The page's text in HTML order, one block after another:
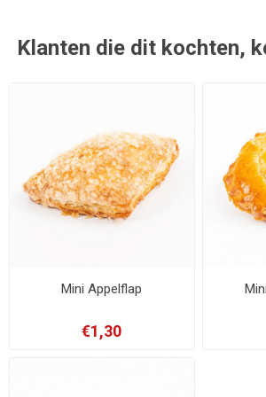
Klanten die dit kochten,
Mini Appelflap
€1,30